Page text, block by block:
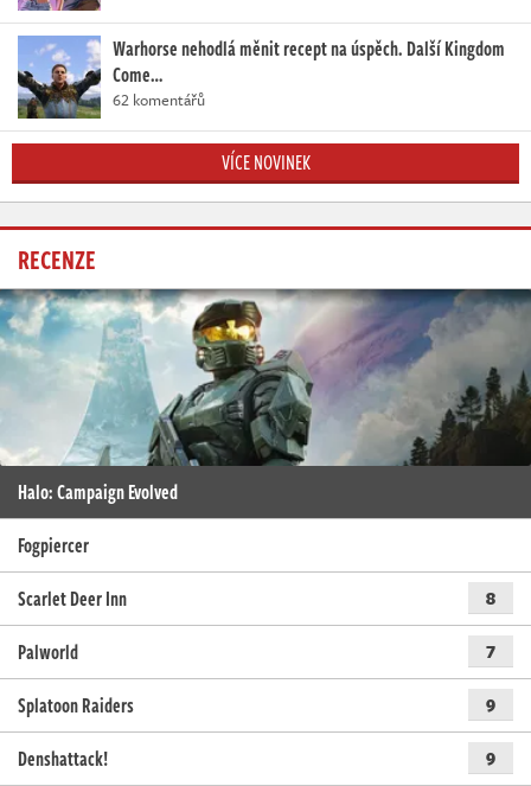
Warhorse nehodlá měnit recept na úspěch. Další Kingdom
Come…
62 komentářů
VÍCE NOVINEK
RECENZE
Halo: Campaign Evolved
Fogpiercer
Scarlet Deer Inn
8
Palworld 7
Splatoon Raiders 9
Denshattack! 9